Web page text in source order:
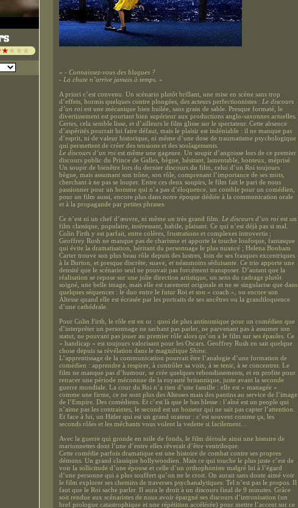
« - Connaissez-vous des blagues ?
- La chute n’arrive jamais à temps. »
A priori c’est convenu. Un scénario plutôt brillant, une mise en scène sans trop
d’effets, hormis quelques contre plongées, des acteurs perfectionnistes : Le discours
d’un roi est une mécanique bien huilée, sans grain de sable. Presque formaté, le
divertissement est pourtant bien supérieur aux productions anglo-saxonnes actuelles.
Certes, cela semble lisse, et d’ailleurs le film glisse sur le spectateur. Cette absence
d’aspérités pourrait lui faire défaut, mais le plaisir est indéniable : il ne manque pas
d’esprit, ni de valeur historique, ni même d’une dose de traumatisme psychologique
qui permettent de créer des tensions et des soulagements.
Le discours d’un roi est même une gageure. Un soupir d’angoisse lors de ce premier
discours public du Prince de Galles, bègue, hésitant, lamentable, honteux, méprisé.
Un soupir de bienêtre lors du dernier discours du film, celui d’un Roi toujours
bègue, mais assumant son trône, son rôle, comprenant l’importance de ses mots,
cherchant à ne pas se louper. Entre ces deux soupirs, le film fait le pari de nous
passionner pour un homme qui n’a pas d’éloquence, un comble pour un comédien,
pour un film aussi, encore plus dans notre époque dédiée à la communication orale
et à la propagande par petites phrases.
Ce n’est ni un chef d’œuvre, ni même un très grand film. Le discours d’un roi est un
film classique, populaire, intéressant, habile, plaisant. Ce qui n’est déjà pas si mal.
Colin Firth y est parfait, entre colères, frustrations et complexes introvertis ;
Geoffrey Rush ne manque pas de charisme et apporte la touche loufoque, fantasque
qui évite la dramatisation, héritant du personnage le plus nuancé ; Helena Bonham
Carter trouve son plus beau rôle depuis des lustres, loin de ses frasques excentriques
à la Burton, et presque discrète, suave, et néanmoins séduisante. Ce trio apporte une
densité que le scénario seul ne pouvait pas forcément transposer. D’autant que la
réalisation se repose sur une jolie direction artistique, un sens du cadrage plutôt
soigné, une belle image, mais elle est rarement originale et ne se singularise que dans
quelques séquences : le duo entre le futur Roi et son « coach », ou encore son
Altesse quand elle est écrasée par les portraits de ses ancêtres ou la grandiloquence
d’une cathédrale.
Pour Colin Firth, le rôle est en or : quoi de plus antinomique pour un comédien que
d’interpréter un personnage ne sachant pas parler, ne parvenant pas à assumer son
statut, ne pouvant pas jouer au premier rôle alors qu’on a le film sur ses épaules. Ce
« handicap » est toujours valorisant pour les Oscars. Geoffrey Rush en sait quelque
chose depuis sa révélation dans le magnifique Shine
L’apprentissage de la communication pourrait être l’analogie d’une formation de
comédien : apprendre à respirer, à contrôler sa voix, à se tenir, à se concentrer. Le
film ne manque pas d’humour, se crée quelques rebondissements, et en profite pour
retracer une période méconnue de la royauté britannique, juste avant la seconde
guerre mondiale. La cour du Roi n’a rien d’une famille : elle est « managée »
comme une firme, ce ne sont plus des Altesses mais des pantins au service de l’image
de l’Empire. Des comédiens. Et c’est là que le bas blesse : l’aîné est un people qui
n’aime pas les contraintes, le second est un bosseur qui ne sait pas capter l’attention.
Et face à lui, un Hitler qui est un grand orateur : c’est souvent comme ça, les
seconds rôles et les méchants vous volent la vedette si facilement…
Avec la guerre qui gronde en toile de fonds, le film déroule ainsi une histoire de
marionnettes dont l’une d’entre elles rêverait d’être ventriloque.
Cette comédie parfois dramatique est une histoire de combat contre ses propres
démons. Un grand classique hollywoodien. Mais ce qui touche le plus juste c’est de
voir la sollicitude d’une épouse et celle d’un orthophoniste malgré lui à l’égard
d’une personne qui a plus souffert qu’on ne le croit. On aurait sans doute aimé voir
le film explorer ses chemins de traverses psychanalytiques. Tel n’est pas le propos. Il
faut que le Roi sache parler. Il aura le droit à un discours final de 9 minutes. Grâce
soit rendue aux scénaristes de nous avoir épargné ses discours d’intronisation (un
bref prologue catastrophique et une répétition accélérée) pour mettre l’accent sur ce